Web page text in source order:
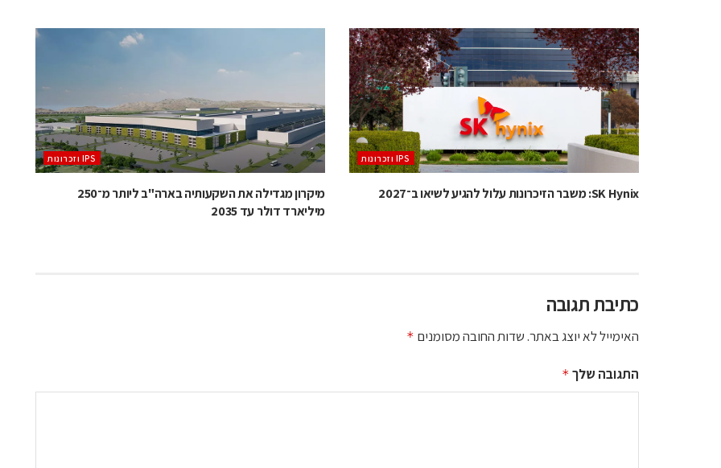
SK Hynix: משבר הזיכרונות עלול להגיע לשיאו ב־2027
מיקרון מגדילה את השקעותיה בארה"ב ליותר מ־250
מיליארד דולר עד 2035
כתיבת תגובה
האימייל לא יוצג באתר.שדות החובה מסומנים *
התגובה שלך *